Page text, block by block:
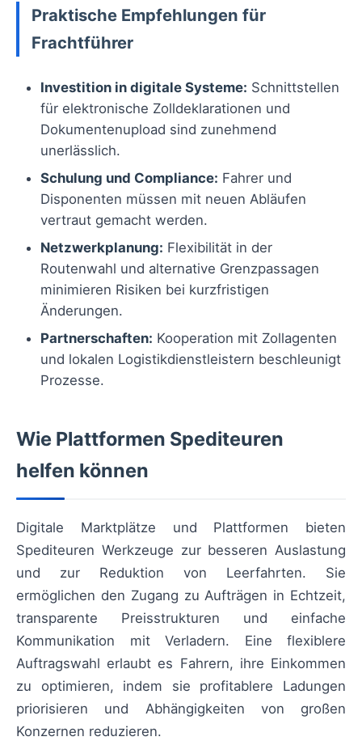
Praktische Empfehlungen für
Frachtführer
Investition in digitale Systeme: Schnittstellen
für elektronische Zolldeklarationen und
Dokumentenupload sind zunehmend
unerlässlich.
Schulung und Compliance: Fahrer und
Disponenten müssen mit neuen Abläufen
vertraut gemacht werden.
Netzwerkplanung: Flexibilität in der
Routenwahl und alternative Grenzpassagen
minimieren Risiken bei kurzfristigen
Änderungen.
Partnerschaften: Kooperation mit Zollagenten
und lokalen Logistikdienstleistern beschleunigt
Prozesse.
Wie Plattformen Spediteuren
helfen können
Digitale Marktplätze und Plattformen bieten
Spediteuren Werkzeuge zur besseren Auslastung
und zur Reduktion von Leerfahrten. Sie
ermöglichen den Zugang zu Aufträgen in Echtzeit,
transparente Preisstrukturen und einfache
Kommunikation mit Verladern. Eine flexiblere
Auftragswahl erlaubt es Fahrern, ihre Einkommen
zu optimieren, indem sie profitablere Ladungen
priorisieren und Abhängigkeiten von großen
Konzernen reduzieren.